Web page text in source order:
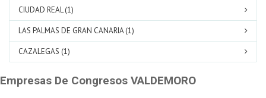
CIUDAD REAL (1)
LAS PALMAS DE GRAN CANARIA (1)
CAZALEGAS (1)
Empresas De Congresos VALDEMORO